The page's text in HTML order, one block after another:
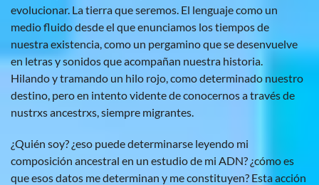
evolucionar. La tierra que seremos. El lenguaje como un
medio fluido desde el que enunciamos los tiempos de
nuestra existencia, como un pergamino que se desenvuelve
en letras y sonidos que acompañan nuestra historia.
Hilando y tramando un hilo rojo, como determinado nuestro
destino, pero en intento vidente de conocernos a través de
nustrxs ancestrxs, siempre migrantes.
¿Quién soy? ¿eso puede determinarse leyendo mi
composición ancestral en un estudio de mi ADN? ¿cómo es
que esos datos me determinan y me constituyen? Esta acción